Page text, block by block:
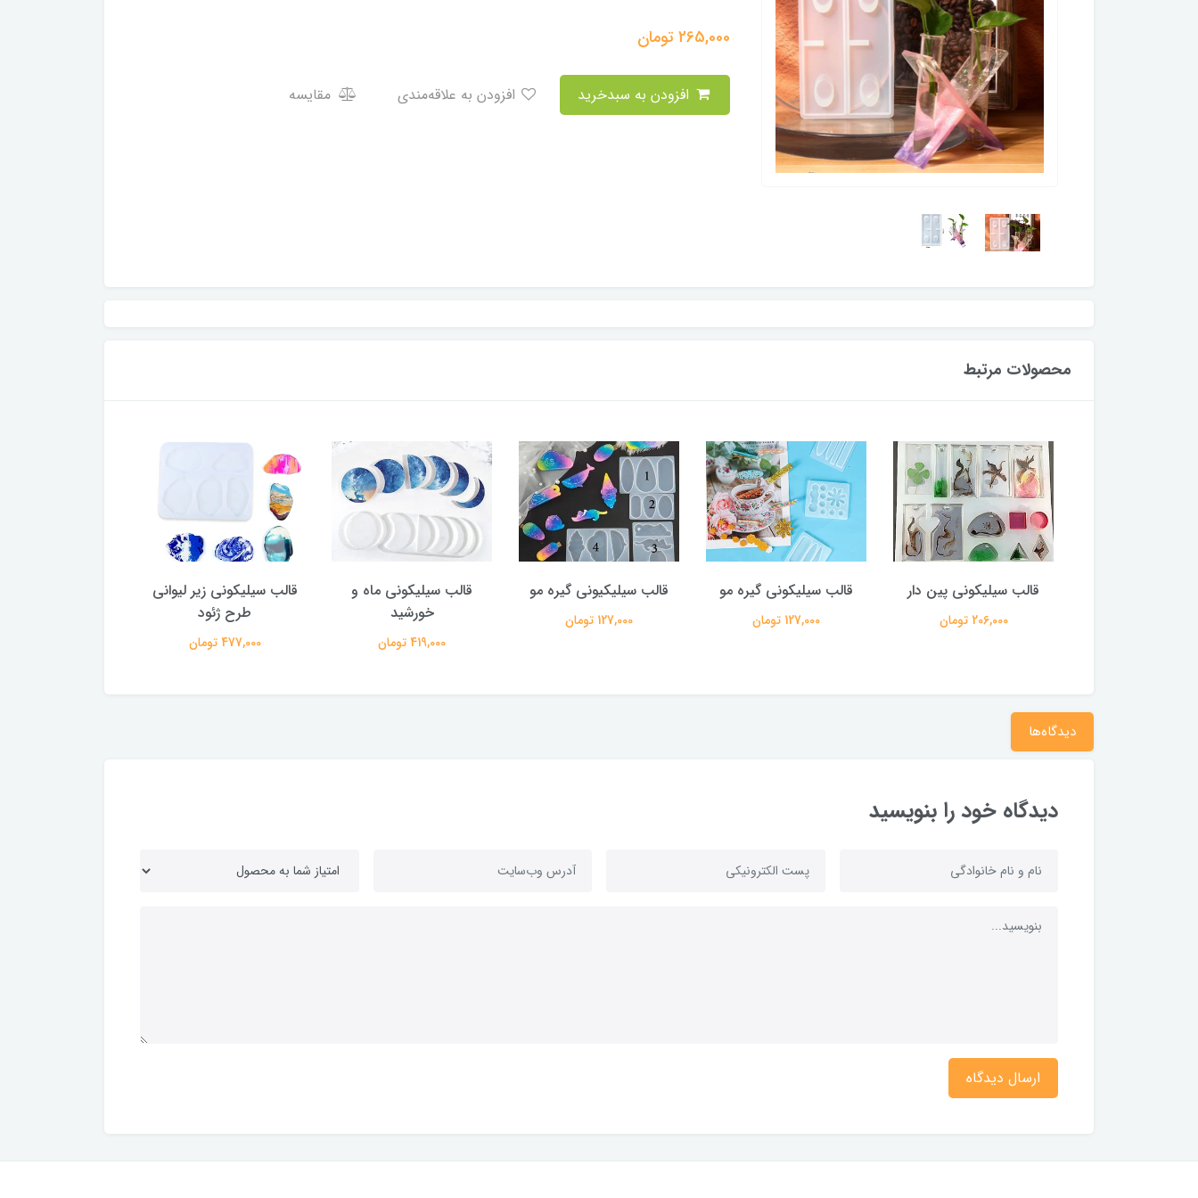
265,000تومان
مقایسه
محصولات مرتبط
قالب سیلیکونی پین دار
206,000 تومان
قالب سیلیکونی گیره مو
127,000 تومان
قالب سیلیکیونی گیره مو
127,000 تومان
قالب سیلیکونی ماه و
خورشید
419,000 تومان
قالب سیلیکونی زیر لیوانی
طرح ژئود
477,000 تومان
دیدگاه‌ها
دیدگاه خود را بنویسید
ارسال دیدگاه